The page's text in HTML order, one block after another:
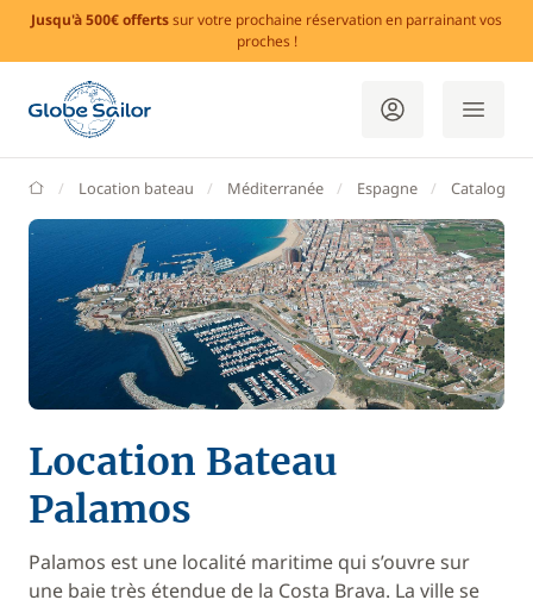
Jusqu'à 500€ offertssur votre prochaine réservation en parrainant vos
proches !
GlobeSailor
Location bateau Méditerranée Espagne Catalogne
Location Bateau
Palamos
Palamos est une localité maritime qui s’ouvre sur
une baie très étendue de la Costa Brava. La ville se